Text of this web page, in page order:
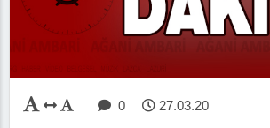
0 27.03.20